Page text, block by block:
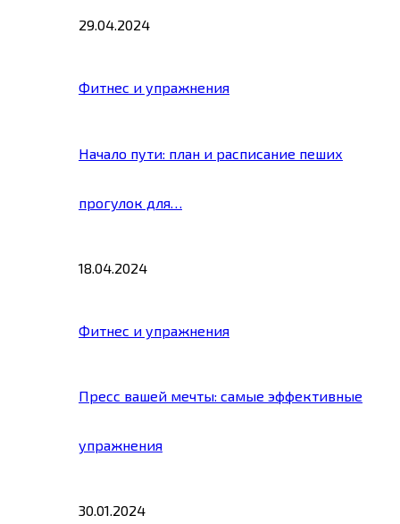
29.04.2024
Фитнес и упражнения
Начало пути: план и расписание пеших
прогулок для…
18.04.2024
Фитнес и упражнения
Пресс вашей мечты: самые эффективные
упражнения
30.01.2024